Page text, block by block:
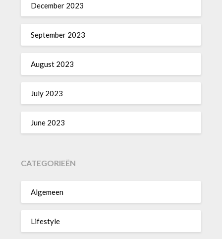
December 2023
September 2023
August 2023
July 2023
June 2023
CATEGORIEËN
Algemeen
Lifestyle